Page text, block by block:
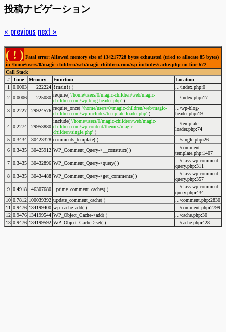
投稿ナビゲーション
« previous next »
( ! ) Fatal error: Allowed memory size of 134217728 bytes exhausted (tried to allocate 85 bytes)
in /home/users/0/magic-children/web/magic-children.com/wp-includes/cache.php on line672
Call Stack
# Time Memory Function
Location
1
0.0003 222224 {main}( ) .../index.php:0
2 0.0006 225080 require( '/home/users/0/magic-children/web/magic-
children.com/wp-blog-header.php' )
.../index.php:17
3 0.2227 29924576 require_once( '/home/users/0/magic-children/web/magic-
children.com/wp-includes/template-loader.php' )
.../wp-blog-
header.php:19
4 0.2274 29953880
include( '/home/users/0/magic-children/web/magic-
children.com/wp-content/themes/magic-
children/single.php' )
.../template-
loader.php:74
5 0.3434 30423328 comments_template( ) .../single.php:26
6 0.3435 30425912 WP_Comment_Query->__construct( )
.../comment-
template.php:1407
7 0.3435 30432896 WP_Comment_Query->query( )
.../class-wp-comment-
query.php:311
8 0.3435 30434488 WP_Comment_Query->get_comments( )
.../class-wp-comment-
query.php:357
9 0.4918 46307680 _prime_comment_caches( )
.../class-wp-comment-
query.php:434
10 0.7812 100039392 update_comment_cache( ) .../comment.php:2830
11 0.9476 134199400 wp_cache_add( ) .../comment.php:2799
12 0.9476 134199544 WP_Object_Cache->add( ) .../cache.php:30
13 0.9476 134199592 WP_Object_Cache->set( ) .../cache.php:428